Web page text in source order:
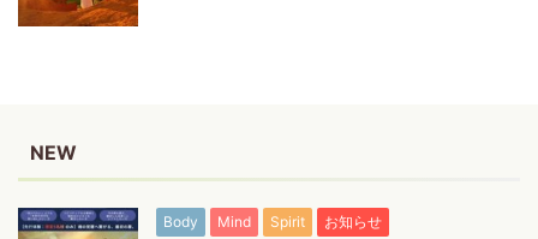
NEW
Body Mind Spirit お知らせ